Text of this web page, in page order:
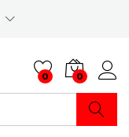
0 0